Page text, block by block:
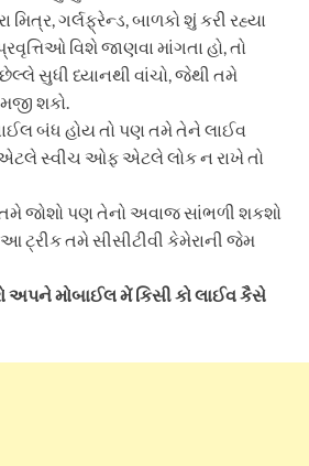
મિત્ર, ગર્લફ્રેન્ડ, બાળકો શું કરી રહ્યા
વિશે જાણવા માંગતા હો, તો
સુધી ધ્યાનથી વાંચો, જેથી તમે
શકો.
બંધ હોય તો પણ તમે તેને લાઈવ
સ્વીચ ઓફ એટલે લોક ન રાખે તો
તમે જોશો પણ તેનો અવાજ સાંભળી શકશો
તમે સીસીટીવી કેમેરાની જેમ
અપને મોબાઈલ મેં કિસી કો લાઈવ કૈસે